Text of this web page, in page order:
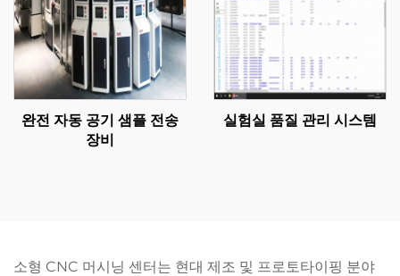
완전 자동 공기 샘플 전송
장비
실험실 품질 관리 시스템
소형 CNC 머시닝 센터는 현대 제조 및 프로토타이핑 분야